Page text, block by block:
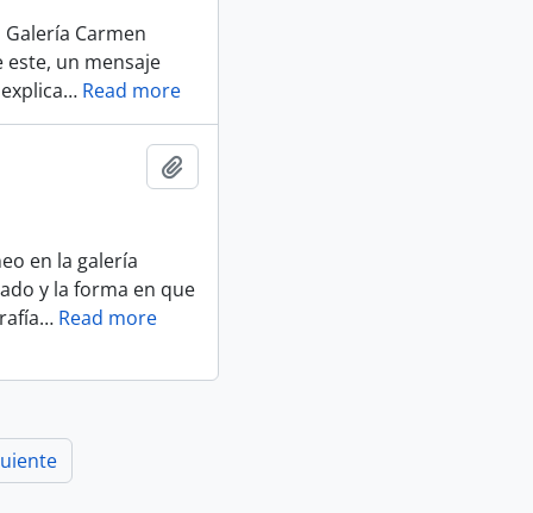
Carmen
este, un mensaje
… Read more
en la galería
y la forma en que
… Read more